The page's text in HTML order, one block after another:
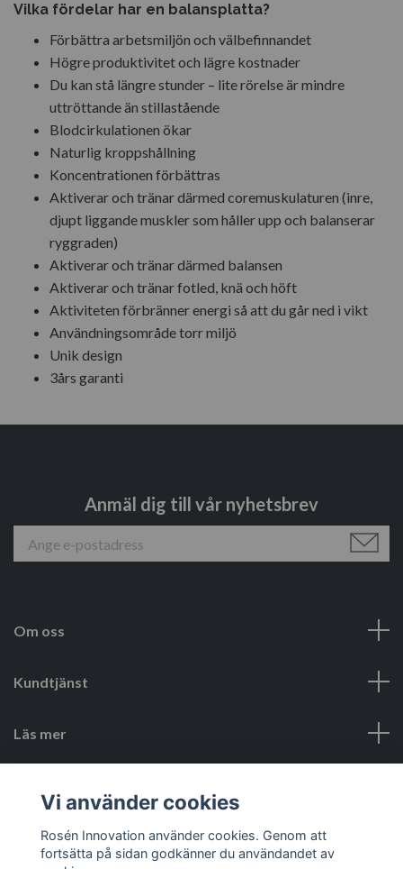
Vilka fördelar har en balansplatta?
Förbättra arbetsmiljön och välbefinnandet
Högre produktivitet och lägre kostnader
Du kan stå längre stunder – lite rörelse är mindre
uttröttande än stillastående
Blodcirkulationen ökar
Naturlig kroppshållning
Koncentrationen förbättras
Aktiverar och tränar därmed coremuskulaturen (inre,
djupt liggande muskler som håller upp och balanserar
ryggraden)
Aktiverar och tränar därmed balansen
Aktiverar och tränar fotled, knä och höft
Aktiviteten förbränner energi så att du går ned i vikt
Användningsområde torr miljö
Unik design
3års garanti
Anmäl dig till vår nyhetsbrev
Om oss
Kundtjänst
Läs mer
Vi använder cookies
Rosén Innovation använder cookies. Genom att
fortsätta på sidan godkänner du användandet av